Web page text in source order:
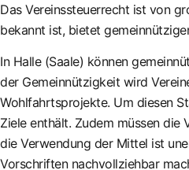
Das Vereinssteuerrecht ist von
bekannt ist, bietet
In Halle (Saale) können
der Gemeinnützigkeit wird
Wohlfahrtsprojekte. Um diesen
Ziele enthält. Zudem müssen die
die Verwendung der Mittel ist
Vorschriften nachvollziehbar